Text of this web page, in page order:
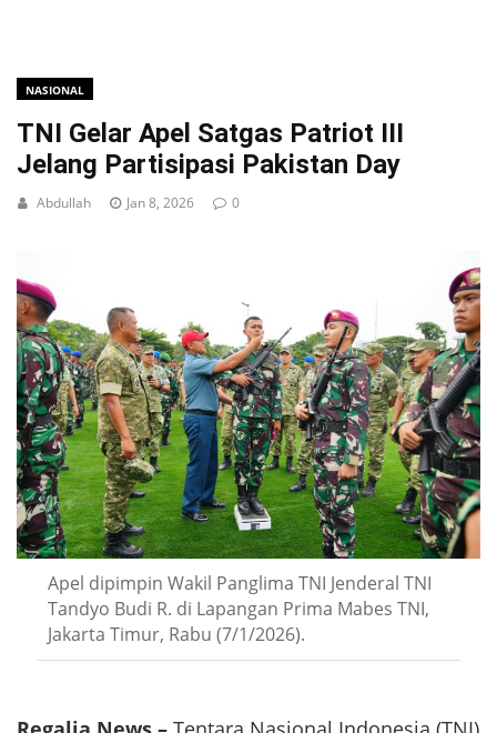
NASIONAL
TNI Gelar Apel Satgas Patriot III
Jelang Partisipasi Pakistan Day
Abdullah Jan 8, 2026 0
Apel dipimpin Wakil Panglima TNI Jenderal TNI
Tandyo Budi R. di Lapangan Prima Mabes TNI,
Jakarta Timur, Rabu (7/1/2026).